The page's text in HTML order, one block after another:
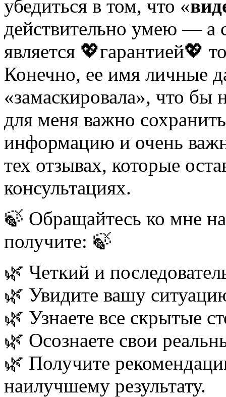
убедиться в том, что «
действительно умею — а
является 💖гарантией💖
Конечно, ее имя личные
«замаскировала», что бы
для меня важно
информацию и очень
тех отзывах, которые
консультациях.
🍃 Обращайтесь ко мне
получите: 🍃
🌿 Четкий и
🌿 Увидите вашу
🌿 Узнаете все скрытые
🌿 Осознаете свои
🌿 Получите
наилучшему результату.